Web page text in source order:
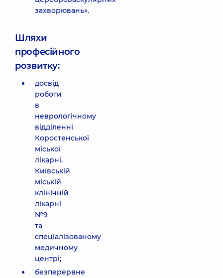
захворювань».
Шляхи
професійного
розвитку:
досвід
роботи
в
неврологічному
відділенні
Коростенської
міської
лікарні,
Київській
міській
клінічній
лікарні
№9
та
спеціалізованому
медичному
центрі;
безперервне